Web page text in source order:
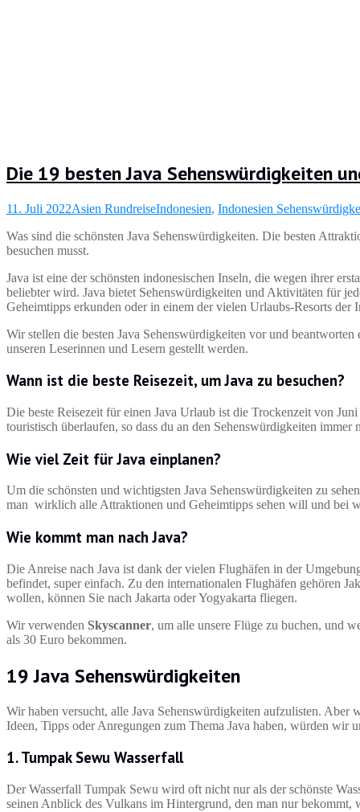
Die 19 besten Java Sehenswürdigkeiten
11. Juli 2022Asien RundreiseIndonesien, Indonesien
Was sind die schönsten Java Sehenswürdigkeiten. Die besten
besuchen musst.
Java ist eine der schönsten indonesischen Inseln, die wegen ihrer
beliebter wird. Java bietet Sehenswürdigkeiten und Aktivitäten für
Geheimtipps erkunden oder in einem der vielen Urlaubs-Resorts
Wir stellen die besten Java Sehenswürdigkeiten vor und
unseren Leserinnen und Lesern gestellt werden.
Wann ist die beste Reisezeit, um Java zu besuchen?
Die beste Reisezeit für einen Java Urlaub ist die Trockenzeit von
touristisch überlaufen, so dass du an den Sehenswürdigkeiten
Wie viel Zeit für Java einplanen?
Um die schönsten und wichtigsten Java Sehenswürdigkeiten zu
man wirklich alle Attraktionen und Geheimtipps sehen will und bei
Wie kommt man nach Java?
Die Anreise nach Java ist dank der vielen Flughäfen in der
befindet, super einfach. Zu den internationalen Flughäfen gehören
wollen, können Sie nach Jakarta oder Yogyakarta fliegen.
Wir verwenden Skyscanner, um alle unsere Flüge zu buchen, und
als 30 Euro bekommen.
19 Java Sehenswürdigkeiten
Wir haben versucht, alle Java Sehenswürdigkeiten aufzulisten. Aber
Ideen, Tipps oder Anregungen zum Thema Java haben, würden wir
1.Tumpak Sewu Wasserfall
Der Wasserfall Tumpak Sewu wird oft nicht nur als der schönste
seinen Anblick des Vulkans im Hintergrund, den man nur bekommt,